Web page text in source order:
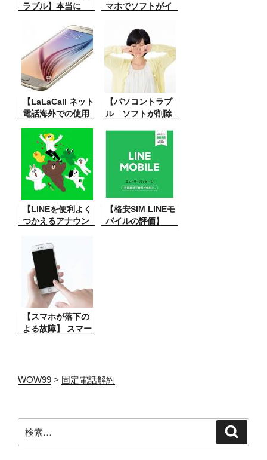
す。今日友人から
が見えない どうし
たらいいかという
質問。
すね。
ラブル】本当に
が。これは誤解を
免れぬことになる
かも。こう言うこ
ともあるんだ。珍
現象
マホでソフトがイ
い】スマホに
Google Play から
ソフトをインスト
ールしようと思う
のですが途中で止
まってしまいでき
ない。その解決方
法。
【LaLaCall ネット
電話海外での使用
ト電話が本当に便
利よく利用できる
か。今回は海外で
使ってみた時の評
価です。
【パソコントラブ
ル ソフトが削除
パソコンで色々な
ソフトを使ってる
時、まれにそのソ
フトを削除しよう
と思った時パソコ
ンから削除できな
いと言うその方法
と対策。
【LINEを便利よく
つかえるアナウン
絡に重要な文章が
ある時、その文章
が多くのやりとり
をすると、上に埋
もれて探すに苦
労。そんな時に便
利なものが、こ
れ！
【格安SIM LINEモ
バイルの評価】
【スマホが落下の
よる故障】 スマー
くなってしまっ
WOW99 > 固定電話解約
索: